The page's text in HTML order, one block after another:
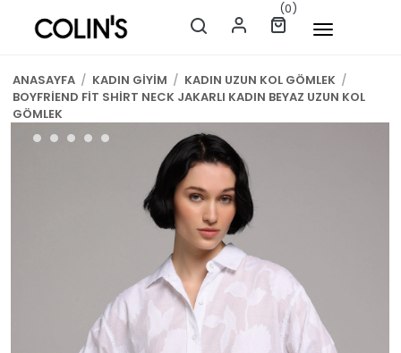
(0)
ANASAYFA / KADIN GİYİM / KADIN UZUN KOL GÖMLEK /
BOYFRİEND FİT SHİRT NECK JAKARLI KADIN BEYAZ UZUN KOL
GÖMLEK